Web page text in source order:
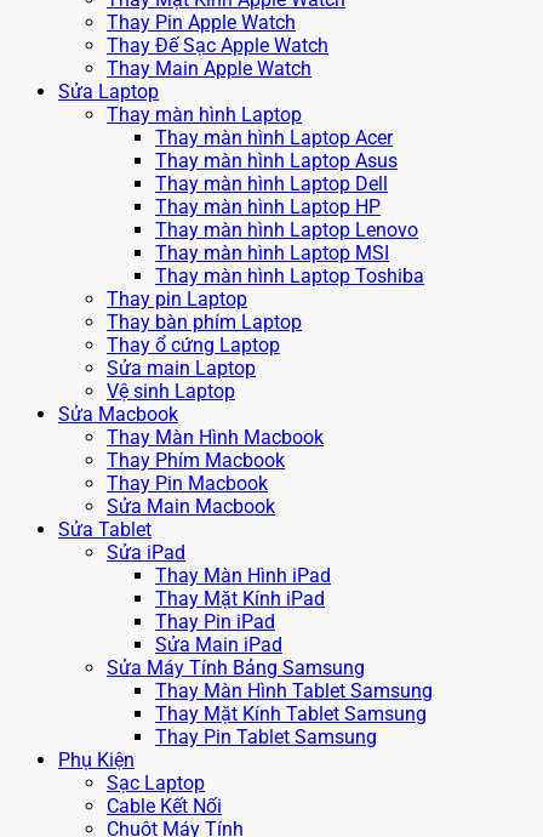
Thay Pin Apple Watch
Thay Đế Sạc Apple Watch
Thay Main Apple Watch
Sửa Laptop
Thay màn hình Laptop
Thay màn hình Laptop Acer
Thay màn hình Laptop Asus
Thay màn hình Laptop Dell
Thay màn hình Laptop HP
Thay màn hình Laptop Lenovo
Thay màn hình Laptop MSI
Thay màn hình Laptop Toshiba
Thay pin Laptop
Thay bàn phím Laptop
Thay ổ cứng Laptop
Sửa main Laptop
Vệ sinh Laptop
Sửa Macbook
Thay Màn Hình Macbook
Thay Phím Macbook
Thay Pin Macbook
Sửa Main Macbook
Sửa Tablet
Sửa iPad
Thay Màn Hình iPad
Thay Mặt Kính iPad
Thay Pin iPad
Sửa Main iPad
Sửa Máy Tính Bảng Samsung
Thay Màn Hình Tablet Samsung
Thay Mặt Kính Tablet Samsung
Thay Pin Tablet Samsung
Phụ Kiện
Sạc Laptop
Cable Kết Nối
Chuột Máy Tính